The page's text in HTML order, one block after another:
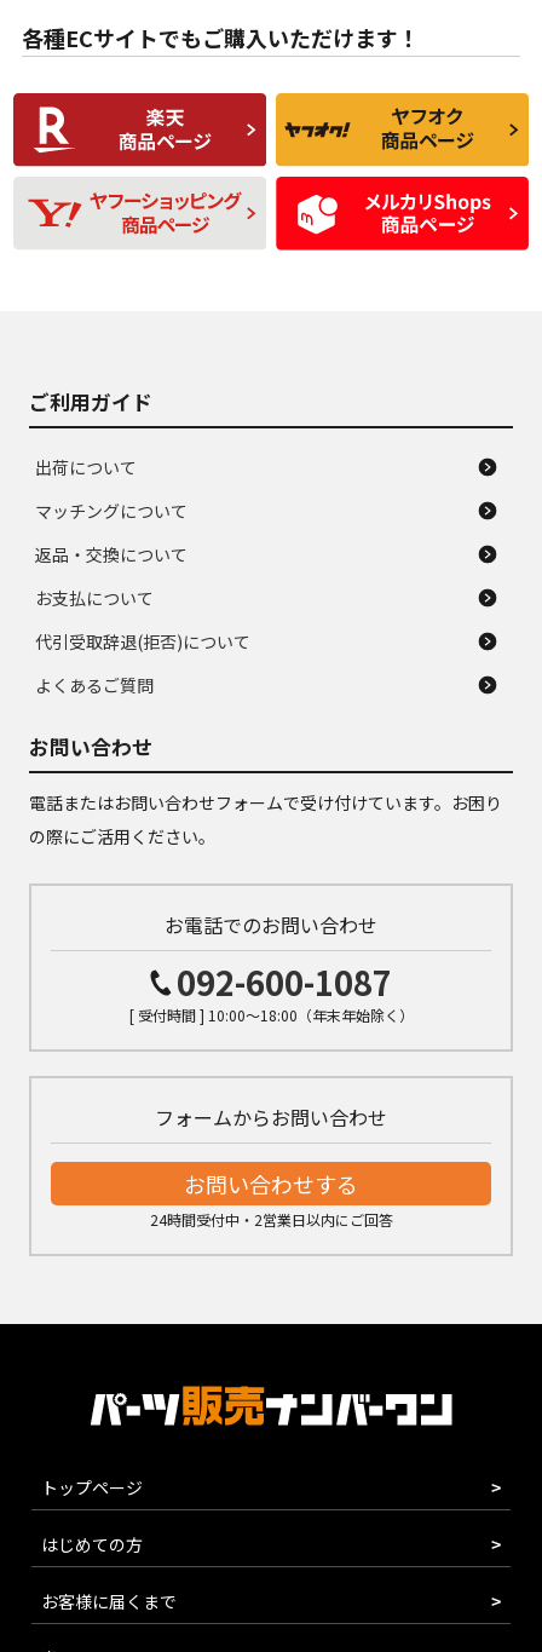
な中古品
んどない中古品
C
比較的きれいな中古
品
C
られるが、使用に問
題のない中古品
D
使用感や目立つ傷が
あり、一般的な中古
品
D
残り溝も少なく、偏
磨耗がみられ、短期
間使用できるくらい
の中古品
各種ECサイトでもご購入いただけます！
ご利用ガイド
出荷について
マッチングについて
返品・交換について
お支払について
代引受取辞退(拒否)について
よくあるご質問
お問い合わせ
電話またはお問い合わせフォームで受け付けています。お困り
の際にご活用ください。
お電話でのお問い合わせ
092-600-1087
[ 受付時間 ] 10:00～18:00（年末年始除く）
フォームからお問い合わせ
お問い合わせする
24時間受付中・2営業日以内にご回答
トップページ
はじめての方
お客様に届くまで